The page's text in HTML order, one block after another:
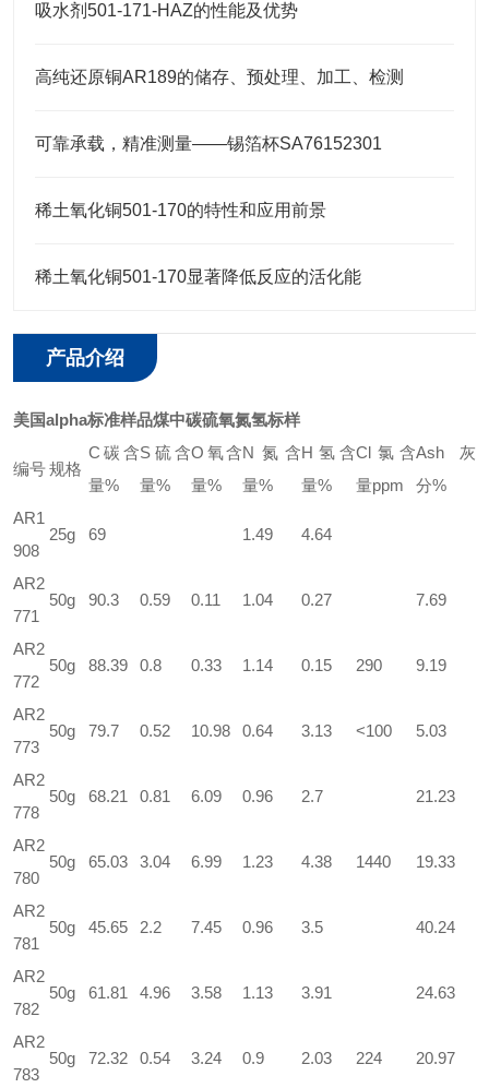
吸水剂501-171-HAZ的性能及优势
高纯还原铜AR189的储存、预处理、加工、检测
可靠承载，精准测量——锡箔杯SA76152301
稀土氧化铜501-170的特性和应用前景
稀土氧化铜501-170显著降低反应的活化能
产品介绍
美国alpha标准样品煤中碳硫氧氮氢标样
编号规格
C 碳含
量%
S 硫含
量%
O 氧含
量%
N 氮含
量%
H 氢含
量%
Cl 氯含
量ppm
Ash 灰
分%
AR1
908
25g 69 1.49 4.64
AR2
771
50g 90.3 0.59 0.11 1.04 0.27 7.69
AR2
772
50g 88.39 0.8 0.33 1.14 0.15 290 9.19
AR2
773
50g 79.7 0.52 10.98 0.64 3.13 <100 5.03
AR2
778
50g 68.21 0.81 6.09 0.96 2.7 21.23
AR2
780
50g 65.03 3.04 6.99 1.23 4.38 1440 19.33
AR2
781
50g 45.65 2.2 7.45 0.96 3.5 40.24
AR2
782
50g 61.81 4.96 3.58 1.13 3.91 24.63
AR2
783
50g 72.32 0.54 3.24 0.9 2.03 224 20.97